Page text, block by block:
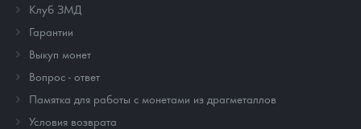
Клуб ЗМД
Гарантии
Выкуп монет
Вопрос - ответ
Памятка для работы с монетами из драгметаллов
Условия возврата